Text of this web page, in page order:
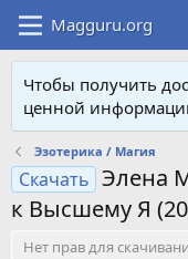
Чтобы получить
ценной
Эзотерика / Магия
Скачать Элена
к Высшему Я
Нет прав для